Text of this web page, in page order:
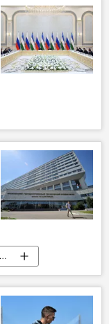
Владимир Путиннинг Ўзбекистонга давлат ташрифи - 2024 йил
Владимир Путиннинг Ўзбекистонга давлат ташрифи - 2024 йил